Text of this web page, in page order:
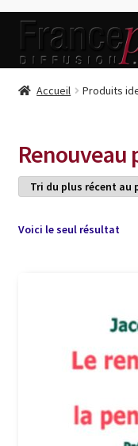
Aller
la
Aller
contenu
Accueil
Conditions de Vente
Connection
Livres de Peter
Livres de Philippe
Login Customizer
Newsletter
Nous Contacter
Accueil Produits
Renouveau
Voici le seul résultat